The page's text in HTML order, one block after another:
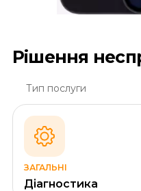
Рішення
Тип послуги
ЗАГАЛЬНІ
Діагностика